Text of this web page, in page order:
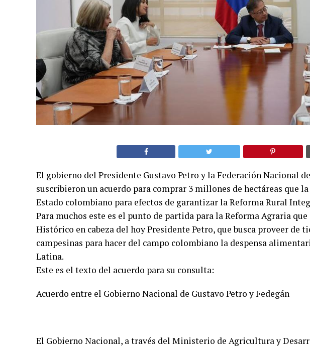
El gobierno del Presidente Gustavo Petro y la Federación Nacional
suscribieron un acuerdo para comprar 3 millones de hectáreas que
Estado colombiano para efectos de garantizar la Reforma Rural
Para muchos este es el punto de partida para la Reforma Agraria
Histórico en cabeza del hoy Presidente Petro, que busca proveer de
campesinas para hacer del campo colombiano la despensa
Latina.
Este es el texto del acuerdo para su consulta:
Acuerdo entre el Gobierno Nacional de Gustavo Petro y Fedegán
El Gobierno Nacional, a través del Ministerio de Agricultura y